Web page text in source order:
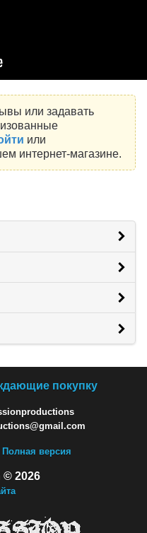
или задавать
или
интернет-магазине.
покупку
Полная версия
© 2026